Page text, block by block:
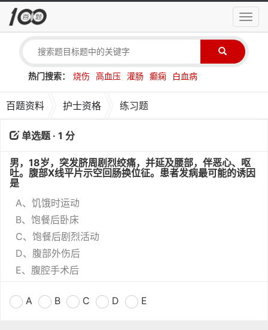
导
航
热门搜索： 烧伤 高血压 灌肠 癫痫 白血病
百题资料 护士资格 练习题
单选题 · 1 分
男，18岁，突发脐周剧烈绞痛，并延及腰部，伴恶心、呕
吐。腹部X线平片示空回肠换位征。患者发病最可能的诱因
是
A、饥饿时运动
B、饱餐后卧床
C、饱餐后剧烈活动
D、腹部外伤后
E、腹腔手术后
A B C D E